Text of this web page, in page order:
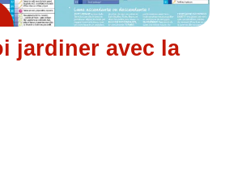
jardiner avec la